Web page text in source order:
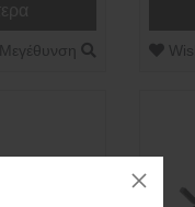
Μεγέθυνση